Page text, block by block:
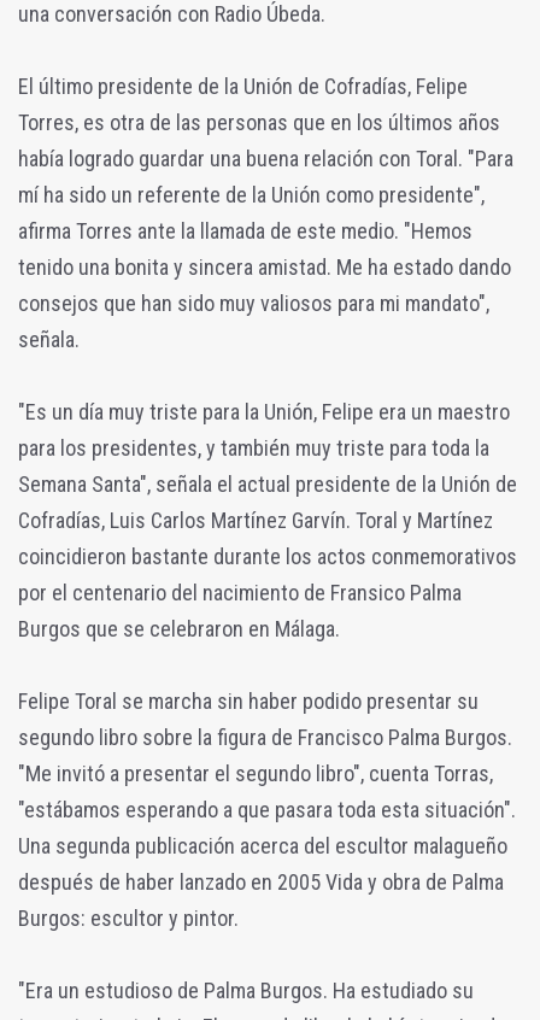
una conversación con Radio Úbeda.
El último presidente de la Unión de Cofradías, Felipe
Torres, es otra de las personas que en los últimos años
había logrado guardar una buena relación con Toral. "Para
mí ha sido un referente de la Unión como presidente",
afirma Torres ante la llamada de este medio. "Hemos
tenido una bonita y sincera amistad. Me ha estado dando
consejos que han sido muy valiosos para mi mandato",
señala.
"Es un día muy triste para la Unión, Felipe era un maestro
para los presidentes, y también muy triste para toda la
Semana Santa", señala el actual presidente de la Unión de
Cofradías, Luis Carlos Martínez Garvín. Toral y Martínez
coincidieron bastante durante los actos conmemorativos
por el centenario del nacimiento de Fransico Palma
Burgos que se celebraron en Málaga.
Felipe Toral se marcha sin haber podido presentar su
segundo libro sobre la figura de Francisco Palma Burgos.
"Me invitó a presentar el segundo libro", cuenta Torras,
"estábamos esperando a que pasara toda esta situación".
Una segunda publicación acerca del escultor malagueño
después de haber lanzado en 2005 Vida y obra de Palma
Burgos: escultor y pintor.
"Era un estudioso de Palma Burgos. Ha estudiado su